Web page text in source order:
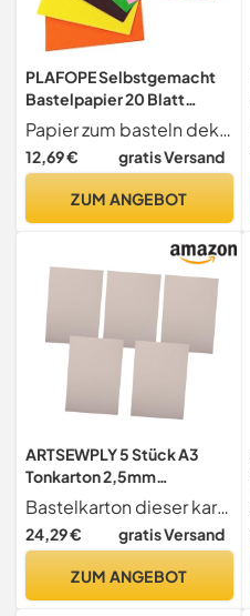
PLAFOPE Selbstgemacht
Bastelpapier 20 Blatt
Farbiges A4
Wellpappepapier für
Kreative Aktivitäten und
Kindergarten und Schule
Papier zum basteln dekorationsartikel für diy-bastelarbeiten, partydekoration und schulprojekte, farbiges papier
12,69 € gratis Versand
ZUM ANGEBOT
ARTSEWPLY 5 Stück A3
Tonkarton 2,5mm
Graupappe Doppelseitig
Selbstgemacht
Bastelkarton für Kinder
Schneiden Bastelpapier
Bastelkarton dieser karton ist doppelseitig gestaltet, was für sie sehr praktisch ist. diy-karton für
24,29 € gratis Versand
ZUM ANGEBOT